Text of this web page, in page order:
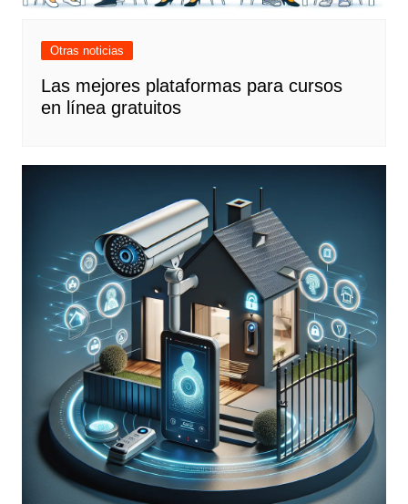
Otras noticias
Las mejores plataformas para cursos
en línea gratuitos